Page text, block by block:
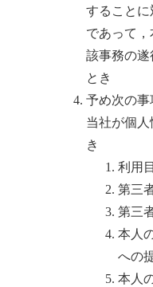
すること
であって
該事務の遂
とき
予め次の
当社が個
き
利用
第三
第三
本人
への
本人